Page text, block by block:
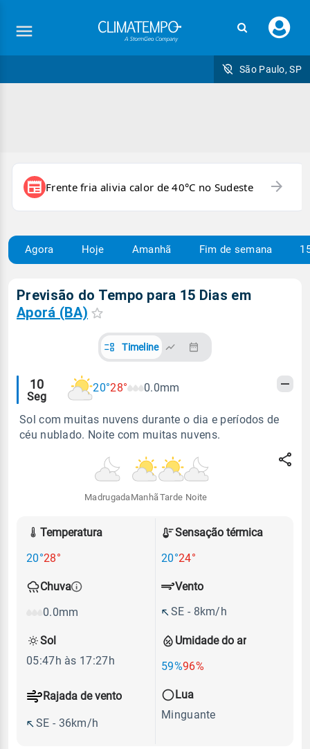
seu
São Paulo, SP
newspaper Frente fria alivia calor de 40°C no Sudeste arrow_forward
Agora Hoje Amanhã Fim de semana
Previsão do Tempo para 15 Dias em
Aporá (BA)
Timeline
Alertas
meteorológicos
10
Seg
20°28° 0.0mm
Sol com muitas nuvens durante o dia e períodos de
céu nublado. Noite com muitas nuvens.
Madrugada Manhã Tarde Noite
Temperatura
20°28°
Sensação térmica
20°24°
Chuva
0.0mm
Umidade do ar
59%96%
Vento
SE - 8km/h
Rajada de vento
SE - 36km/h
Sol
05:47h às 17:27h
Lua
Minguante